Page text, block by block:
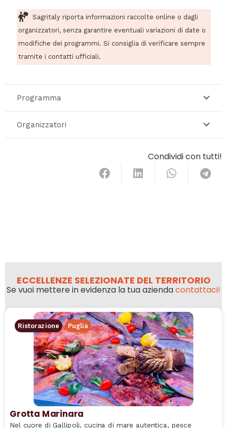
Sagritaly riporta informazioni raccolte online o dagli
organizzatori, senza garantire eventuali variazioni di date o
modifiche dei programmi. Si consiglia di verificare sempre
tramite i contatti ufficiali.
Programma
Organizzatori
Condividi con tutti!
ECCELLENZE SELEZIONATE DEL TERRITORIO
Se vuoi mettere in evidenza la tua aziendacontattaci!
Ristorazione Puglia
Grotta Marinara
Nel cuore di Gallipoli, cucina di mare autentica, pesce